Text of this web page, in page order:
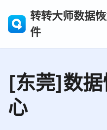
转转大师数据
件
[东莞]数
心